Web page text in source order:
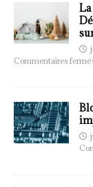
Commentaires